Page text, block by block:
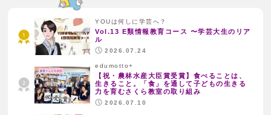
YOUは何しに学芸へ？
Vol.13 E類情報教育コース 〜学芸大生のリア
ル
2026.07.24
edumotto+
【祝・農林水産大臣賞受賞】食べることは、
生きること。「食」を通して子どもの生きる
力を育むさくら教室の取り組み
2026.07.10